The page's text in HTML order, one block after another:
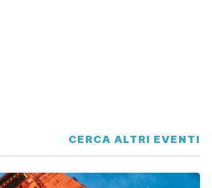
CERCA ALTRI EVENTI